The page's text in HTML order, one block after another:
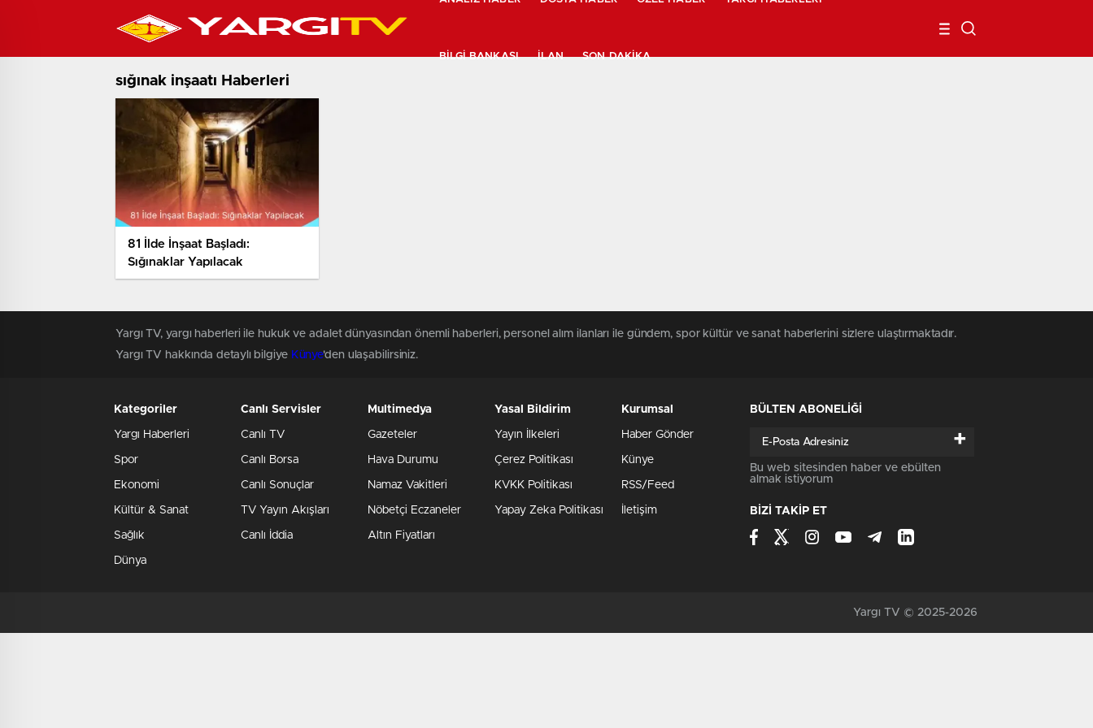
BILGI BANKASI İLAN SON DAKIKA
sığınak inşaatı Haberleri
81 İlde İnşaat Başladı:
Sığınaklar Yapılacak
Yargı TV, yargı haberleri ile hukuk ve adalet dünyasından önemli haberleri, personel alım ilanları ile gündem, spor kültür ve sanat haberlerini sizlere ulaştırmaktadır.
Yargı TV hakkında detaylı bilgiye Künye'den ulaşabilirsiniz.
Kategoriler
Yargı Haberleri
Spor
Ekonomi
Kültür & Sanat
Sağlık
Dünya
Canlı Servisler
Canlı TV
Canlı Borsa
Canlı Sonuçlar
TV Yayın Akışları
Canlı İddia
Multimedya
Gazeteler
Hava Durumu
Namaz Vakitleri
Nöbetçi Eczaneler
Altın Fiyatları
Yasal Bildirim
Yayın İlkeleri
Çerez Politikası
KVKK Politikası
Yapay Zeka Politikası
Kurumsal
Haber Gönder
Künye
RSS/Feed
İletişim
BÜLTEN ABONELİĞİ
+
Bu web sitesinden haber ve ebülten
almak istiyorum
BİZİ TAKİP ET
Yargı TV © 2025-2026